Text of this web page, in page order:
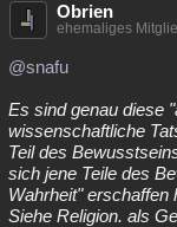
Obrien
ehemaliges
@snafu
Es sind genau diese
wissenschaftliche
Teil des
sich jene Teile des
Wahrheit" erschaffen
Siehe Religion. als